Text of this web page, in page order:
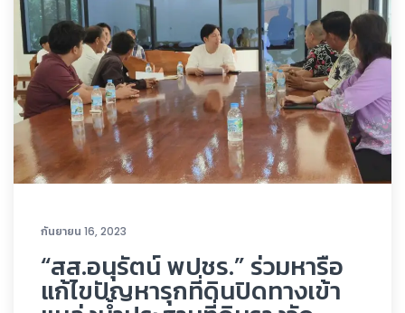
กันยายน 16, 2023
“สส.อนุรัตน์ พปชร.” ร่วมหารือ
แก้ไขปัญหารุกที่ดินปิดทางเข้า